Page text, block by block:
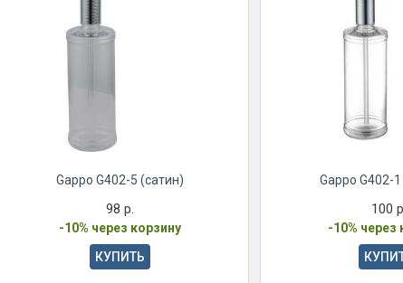
Gappo G402-5 (сатин)
98 р.
-10% через корзину
КУПИТЬ
Gappo G402-
100
-10% через